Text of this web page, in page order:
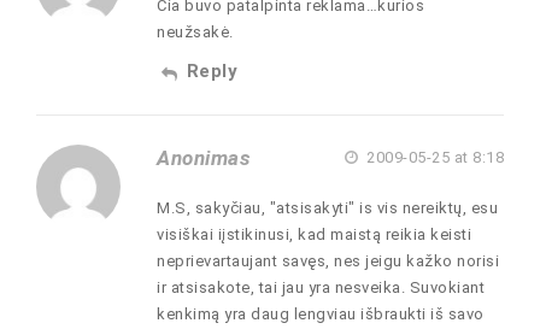
Čia buvo patalpinta reklama…kurios
neužsakė.
Reply
Anonimas 2009-05-25 at 8:18
M.S, sakyčiau, "atsisakyti" is vis nereiktų, esu
visiškai iįstikinusi, kad maistą reikia keisti
neprievartaujant savęs, nes jeigu kažko norisi
ir atsisakote, tai jau yra nesveika. Suvokiant
kenkimą yra daug lengviau išbraukti iš savo